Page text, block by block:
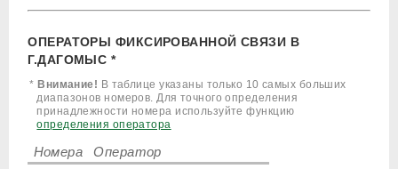
ОПЕРАТОРЫ ФИКСИРОВАННОЙ СВЯЗИ В
Г.ДАГОМЫС *
* Внимание! В таблице указаны только 10 самых больших
диапазонов номеров. Для точного определения
принадлежности номера используйте функцию
определения оператора
Номера Оператор